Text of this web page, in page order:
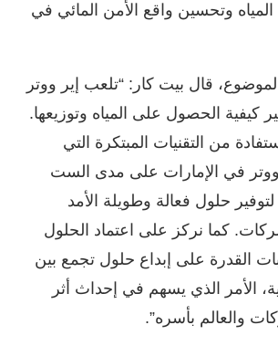
وتحسين واقع الأمن المائي في
قال بيت كار: “تلعب إير ووتر
كيفية الحصول على المياه وتوزيعها.
من التقنيات المبتكرة التي
في الإمارات على مدى الست
حلول فعالة وطويلة الأمد
كما نركز على اعتماد الحلول
القدرة على إبداع حلول تجمع بين
الأمر الذي يسهم في إحداث أثر
والعالم بأسره”.